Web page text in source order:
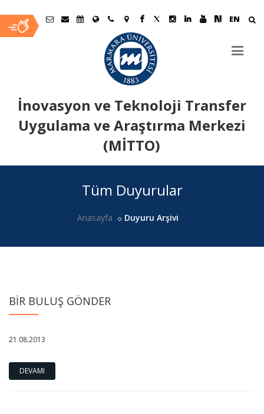
EN
İnovasyon ve Teknoloji Transfer
Uygulama ve Araştırma Merkezi
(MİTTO)
Tüm Duyurular
Anasayfa Duyuru Arşivi
BİR BULUŞ GÖNDER
21.08.2013
DEVAMI